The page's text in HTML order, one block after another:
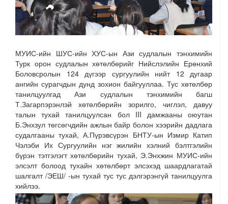
МУИС-ийн ШУС-ийн ХУС-ын Ази судлалын тэнхимийн
Турк орон судлалын хөтөлбөрийг Нийслэлийн Ерөнхий
Боловсролын 124 дүгээр сургуулийн нийт 12 дугаар
ангийн сурагчдын дунд зохион байгууллаа. Тус хөтөлбөр
танилцуулгад Ази судлалын тэнхимийн багш
Т.Загарпэрэнлэй хөтөлбөрийн зорилго, чиглэл, давуу
талын тухай танилцуулсан бол III дамжааны оюутан
Б.Энхзул төгсөгчдийн ажлын байр болон хээрийн дадлага
судалгааны тухай, А.Пүрэвсүрэн БНТУ-ын Измир Катип
Чэлэби Их Сургуулийн нэг жилийн хэлний бэлтгэлийн
бүрэн тэтгэлэгт хөтөлбөрийн тухай, Э.Энхжин МУИС-ийн
элсэлт болоод тухайн хөтөлбөрт элсэхэд шаардлагатай
шалгалт /ЭЕШ/ -ын тухай тус тус дэлгэрэнгүй танилцуулга
хийлээ.